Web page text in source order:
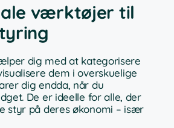
værktøjer til
dig med at kategorisere
dem i overskuelige
dig endda, når du
De er ideelle for alle, der
styr på deres økonomi – især